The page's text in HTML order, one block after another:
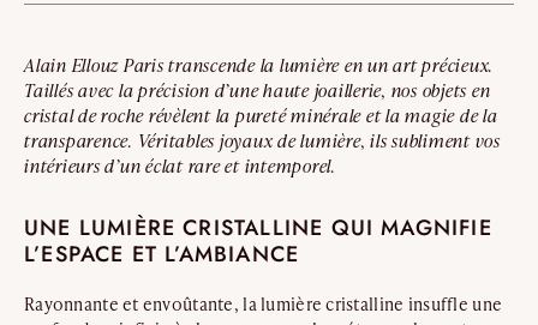
Alain Ellouz Paris transcende la lumière en un art précieux.
Taillés avec la précision d’une haute joaillerie, nos objets en
cristal de roche révèlent la pureté minérale et la magie de la
transparence. Véritables joyaux de lumière, ils subliment vos
intérieurs d’un éclat rare et intemporel.
UNE LUMIÈRE CRISTALLINE QUI MAGNIFIE
L’ESPACE ET L’AMBIANCE
Rayonnante et envoûtante, la lumière cristalline insuffle une